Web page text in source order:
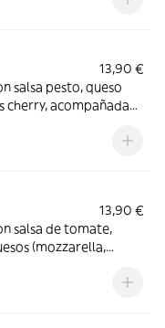
13,90 €
salsa pesto, queso
cherry, acompañada
13,90 €
salsa de tomate,
(mozzarella,